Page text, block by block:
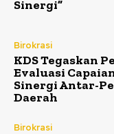
Sinergi”
Birokrasi
KDS Tegaskan
Evaluasi
Sinergi Antar-
Daerah
Birokrasi